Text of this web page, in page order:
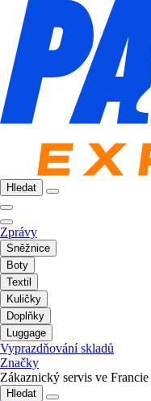
Hledat
Zprávy
Sněžnice
Boty
Textil
Kuličky
Doplňky
Luggage
Vyprazdňování skladů
Značky
Zákaznický servis ve Francie
Hledat